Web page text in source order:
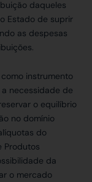
daqueles
Estado de suprir
as despesas
instrumento
necessidade de
o equilíbrio
no domínio
do
Produtos
da
o mercado